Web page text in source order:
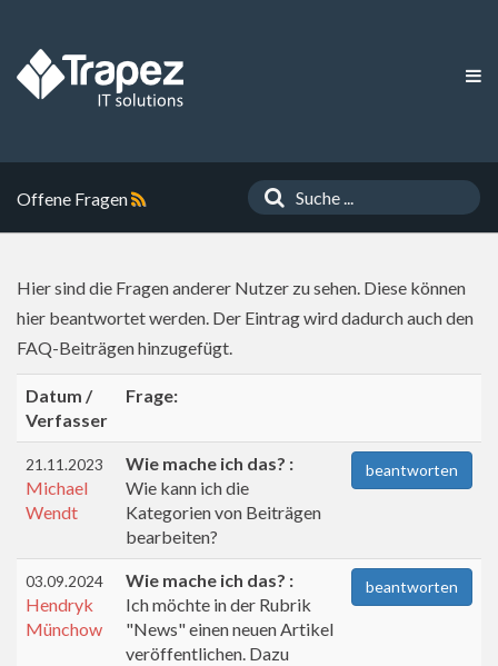
Offene Fragen
Hier sind die Fragen anderer Nutzer zu sehen. Diese können
hier beantwortet werden. Der Eintrag wird dadurch auch den
FAQ-Beiträgen hinzugefügt.
Datum /
Verfasser
Frage:
21.11.2023
Michael
Wendt
Wie mache ich das? :
Wie kann ich die
Kategorien von Beiträgen
bearbeiten?
beantworten
03.09.2024
Hendryk
Münchow
Wie mache ich das? :
Ich möchte in der Rubrik
"News" einen neuen Artikel
veröffentlichen. Dazu
beantworten